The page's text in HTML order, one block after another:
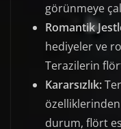
görünmeye
Romantik
hediyeler ve
Terazilerin
Kararsızlık:
özelliklerinden
durum, flört